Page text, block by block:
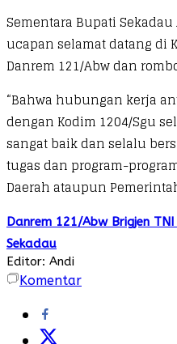
Sementara Bupati
ucapan selamat datang di
Danrem 121/Abw dan
“Bahwa hubungan kerja
dengan Kodim 1204/Sgu
sangat baik dan selalu
tugas dan program-
Daerah ataupun
Danrem 121/Abw Brigjen
Sekadau
Editor: Andi
Komentar